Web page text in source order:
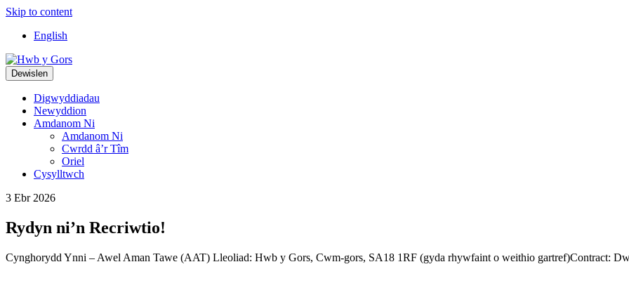
Skip to content
Top
Navigation
English
Main
Navigation
Dewislen
Digwyddiadau
Newyddion
Amdanom Ni
Amdanom Ni
Cwrdd â’r Tîm
Oriel
Cysylltwch
3 Ebr 2026
Rydyn ni’n Recriwtio!
Cynghorydd Ynni – Awel Aman Tawe (AAT) Lleoliad: Hwb y Gors, Cwm-gors, SA18 1RF (gyda rhywfaint o weithio gartref)Contract: